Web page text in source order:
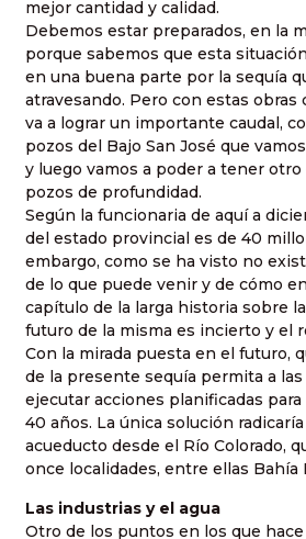
mejor cantidad y calidad.
Debemos estar preparados, en la
porque sabemos que esta
en una buena parte por la sequía
atravesando. Pero con estas
va a lograr un importante caudal,
pozos del Bajo San José que
y luego vamos a poder a tener otro
pozos de profundidad.
Según la funcionaria de aquí a
del estado provincial es de 40
embargo, como se ha visto no
de lo que puede venir y de cómo
capítulo de la larga historia sobre
futuro de la misma es incierto y el
Con la mirada puesta en el futuro,
de la presente sequía permita a
ejecutar acciones planificadas
40 años. La única solución
acueducto desde el Río Colorado,
once localidades, entre ellas Bahía
Las industrias y el agua
Otro de los puntos en los que